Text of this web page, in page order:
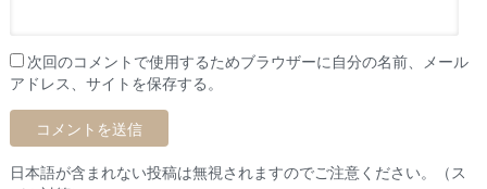
次回のコメントで使用するためブラウザーに自分の名前、メール
アドレス、サイトを保存する。
日本語が含まれない投稿は無視されますのでご注意ください。（ス